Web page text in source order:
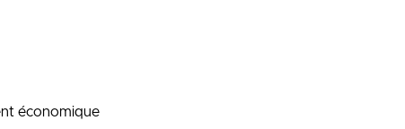
économique